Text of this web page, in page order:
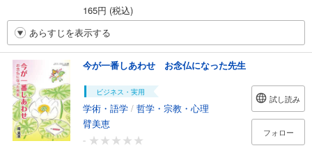
165円 (税込)
あらすじを表示する
今が一番しあわせ お念仏になった先生
ビジネス・実用
学術・語学 / 哲学・宗教・心理
臂美恵
-
試し読み
フォロー